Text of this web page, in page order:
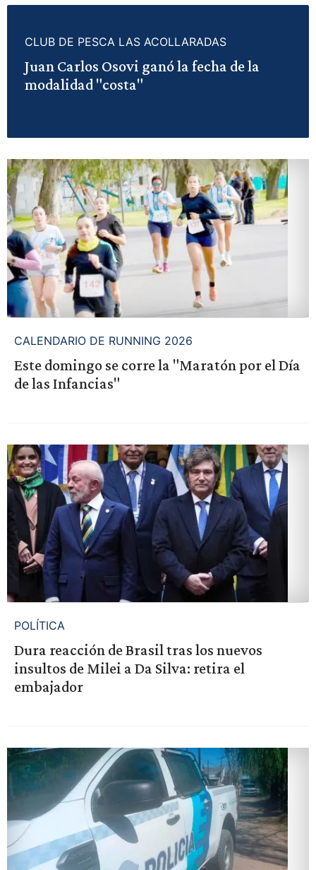
CLUB DE PESCA LAS ACOLLARADAS
Juan Carlos Osovi ganó la fecha de la
modalidad "costa"
CALENDARIO DE RUNNING 2026
Este domingo se corre la "Maratón por el Día
de las Infancias"
POLÍTICA
Dura reacción de Brasil tras los nuevos
insultos de Milei a Da Silva: retira el
embajador